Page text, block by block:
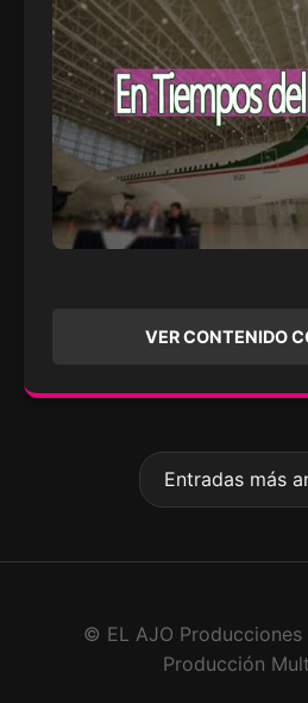
VER CONTENIDO
Entradas más
© EL AJO
Producción